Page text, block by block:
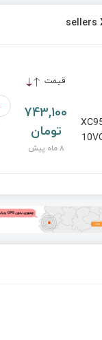
sellers
قیمت
743,100
تومان
8 ماه پیش